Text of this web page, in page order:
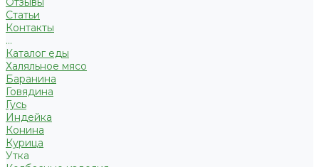
Статьи
Контакты
...
Каталог еды
Халяльное мясо
Баранина
Говядина
Гусь
Индейка
Конина
Курица
Утка